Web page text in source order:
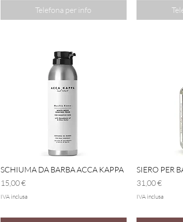
Telefona per info
Vista rapida
SCHIUMA DA BARBA ACCA KAPPA
Prezzo
15,00 €
IVA inclusa
SIERO PER
Prezzo
31,00 €
IVA inclusa